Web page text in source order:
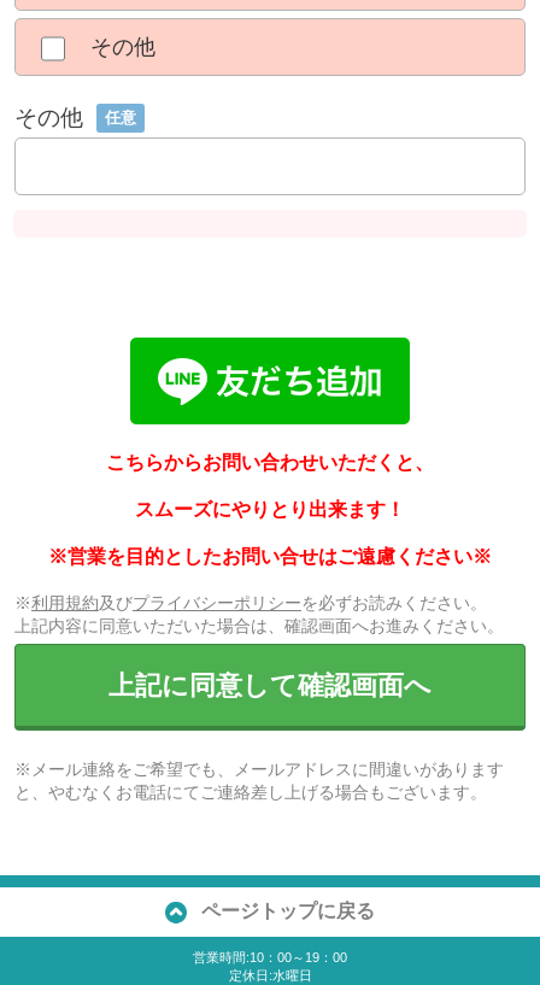
その他
その他 任意
こちらからお問い合わせいただくと、
スムーズにやりとり出来ます！
※営業を目的としたお問い合せはご遠慮ください※
※利用規約及びプライバシーポリシーを必ずお読みください。
上記内容に同意いただいた場合は、確認画面へお進みください。
上記に同意して確認画面へ
※メール連絡をご希望でも、メールアドレスに間違いがあります
と、やむなくお電話にてご連絡差し上げる場合もございます。
ページトップに戻る
営業時間:10：00～19：00
定休日:水曜日